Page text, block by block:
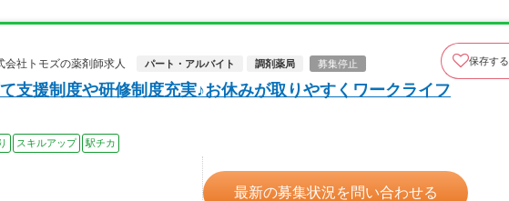
社トモズの薬剤師求人
パート・アルバイト 調剤薬局 募集停止 保存する
支援制度や研修制度充実♪お休みが取りやすくワークライフ
スキルアップ 駅チカ
最新の募集状況を問い合わせる